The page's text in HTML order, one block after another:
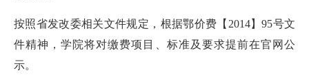
按照省发改委相关文件规定，根据鄂价费【2014】95号文
件精神，学院将对缴费项目、标准及要求提前在官网公
示。